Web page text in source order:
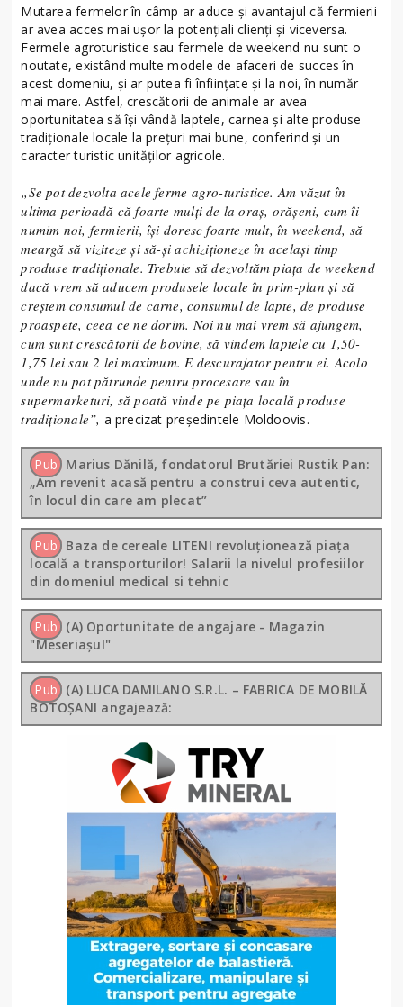
Mutarea fermelor în câmp ar aduce și avantajul că fermierii
ar avea acces mai ușor la potențiali clienți și viceversa.
Fermele agroturistice sau fermele de weekend nu sunt o
noutate, existând multe modele de afaceri de succes în
acest domeniu, și ar putea fi înființate și la noi, în număr
mai mare. Astfel, crescătorii de animale ar avea
oportunitatea să își vândă laptele, carnea și alte produse
tradiționale locale la prețuri mai bune, conferind și un
caracter turistic unităților agricole.
„Se pot dezvolta acele ferme agro-turistice. Am văzut în
ultima perioadă că foarte mulți de la oraș, orășeni, cum îi
numim noi, fermierii, își doresc foarte mult, în weekend, să
meargă să viziteze și să-și achiziționeze în același timp
produse tradiționale. Trebuie să dezvoltăm piața de weekend
dacă vrem să aducem produsele locale în prim-plan și să
creștem consumul de carne, consumul de lapte, de produse
proaspete, ceea ce ne dorim. Noi nu mai vrem să ajungem,
cum sunt crescătorii de bovine, să vindem laptele cu 1,50-
1,75 lei sau 2 lei maximum. E descurajator pentru ei. Acolo
unde nu pot pătrunde pentru procesare sau în
supermarketuri, să poată vinde pe piața locală produse
tradiționale”, a precizat președintele Moldoovis.
Pub Marius Dănilă, fondatorul Brutăriei Rustik Pan:
„Am revenit acasă pentru a construi ceva autentic,
în locul din care am plecat”
Pub Baza de cereale LITENI revoluționează piața
locală a transporturilor! Salarii la nivelul profesiilor
din domeniul medical si tehnic
Pub (A) Oportunitate de angajare - Magazin
"Meseriașul"
Pub (A) LUCA DAMILANO S.R.L. – FABRICA DE MOBILĂ
BOTOȘANI angajează: